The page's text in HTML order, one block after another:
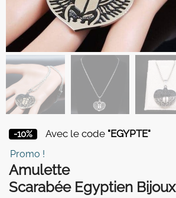
-10% Avec le code "EGYPTE"
Promo !
Amulette
Scarabée Egyptien Bijoux